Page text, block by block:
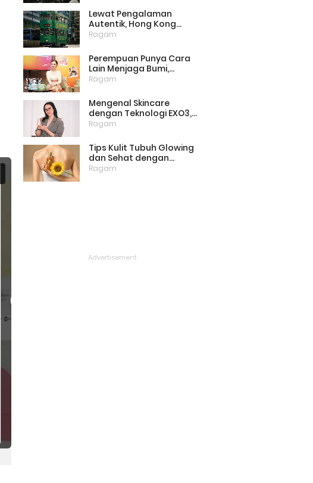
Stigma
Lewat Pengalaman
Autentik, Hong Kong
Punya Cara Baru Menarik
Ragam
Perempuan Punya Cara
Lain Menjaga Bumi,
Dimulai dari Memilih
Lingkungan
Ragam
Mengenal Skincare
dengan Teknologi EXO3,
Inovasi yang Mulai Dilirik
Rumah
Ragam
Tips Kulit Tubuh Glowing
dan Sehat dengan
Menjaga Lipid Barrier
Ragam